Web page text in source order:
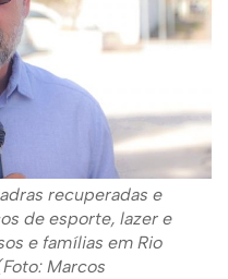
recuperadas e
de esporte, lazer e
e famílias em Rio
Marcos